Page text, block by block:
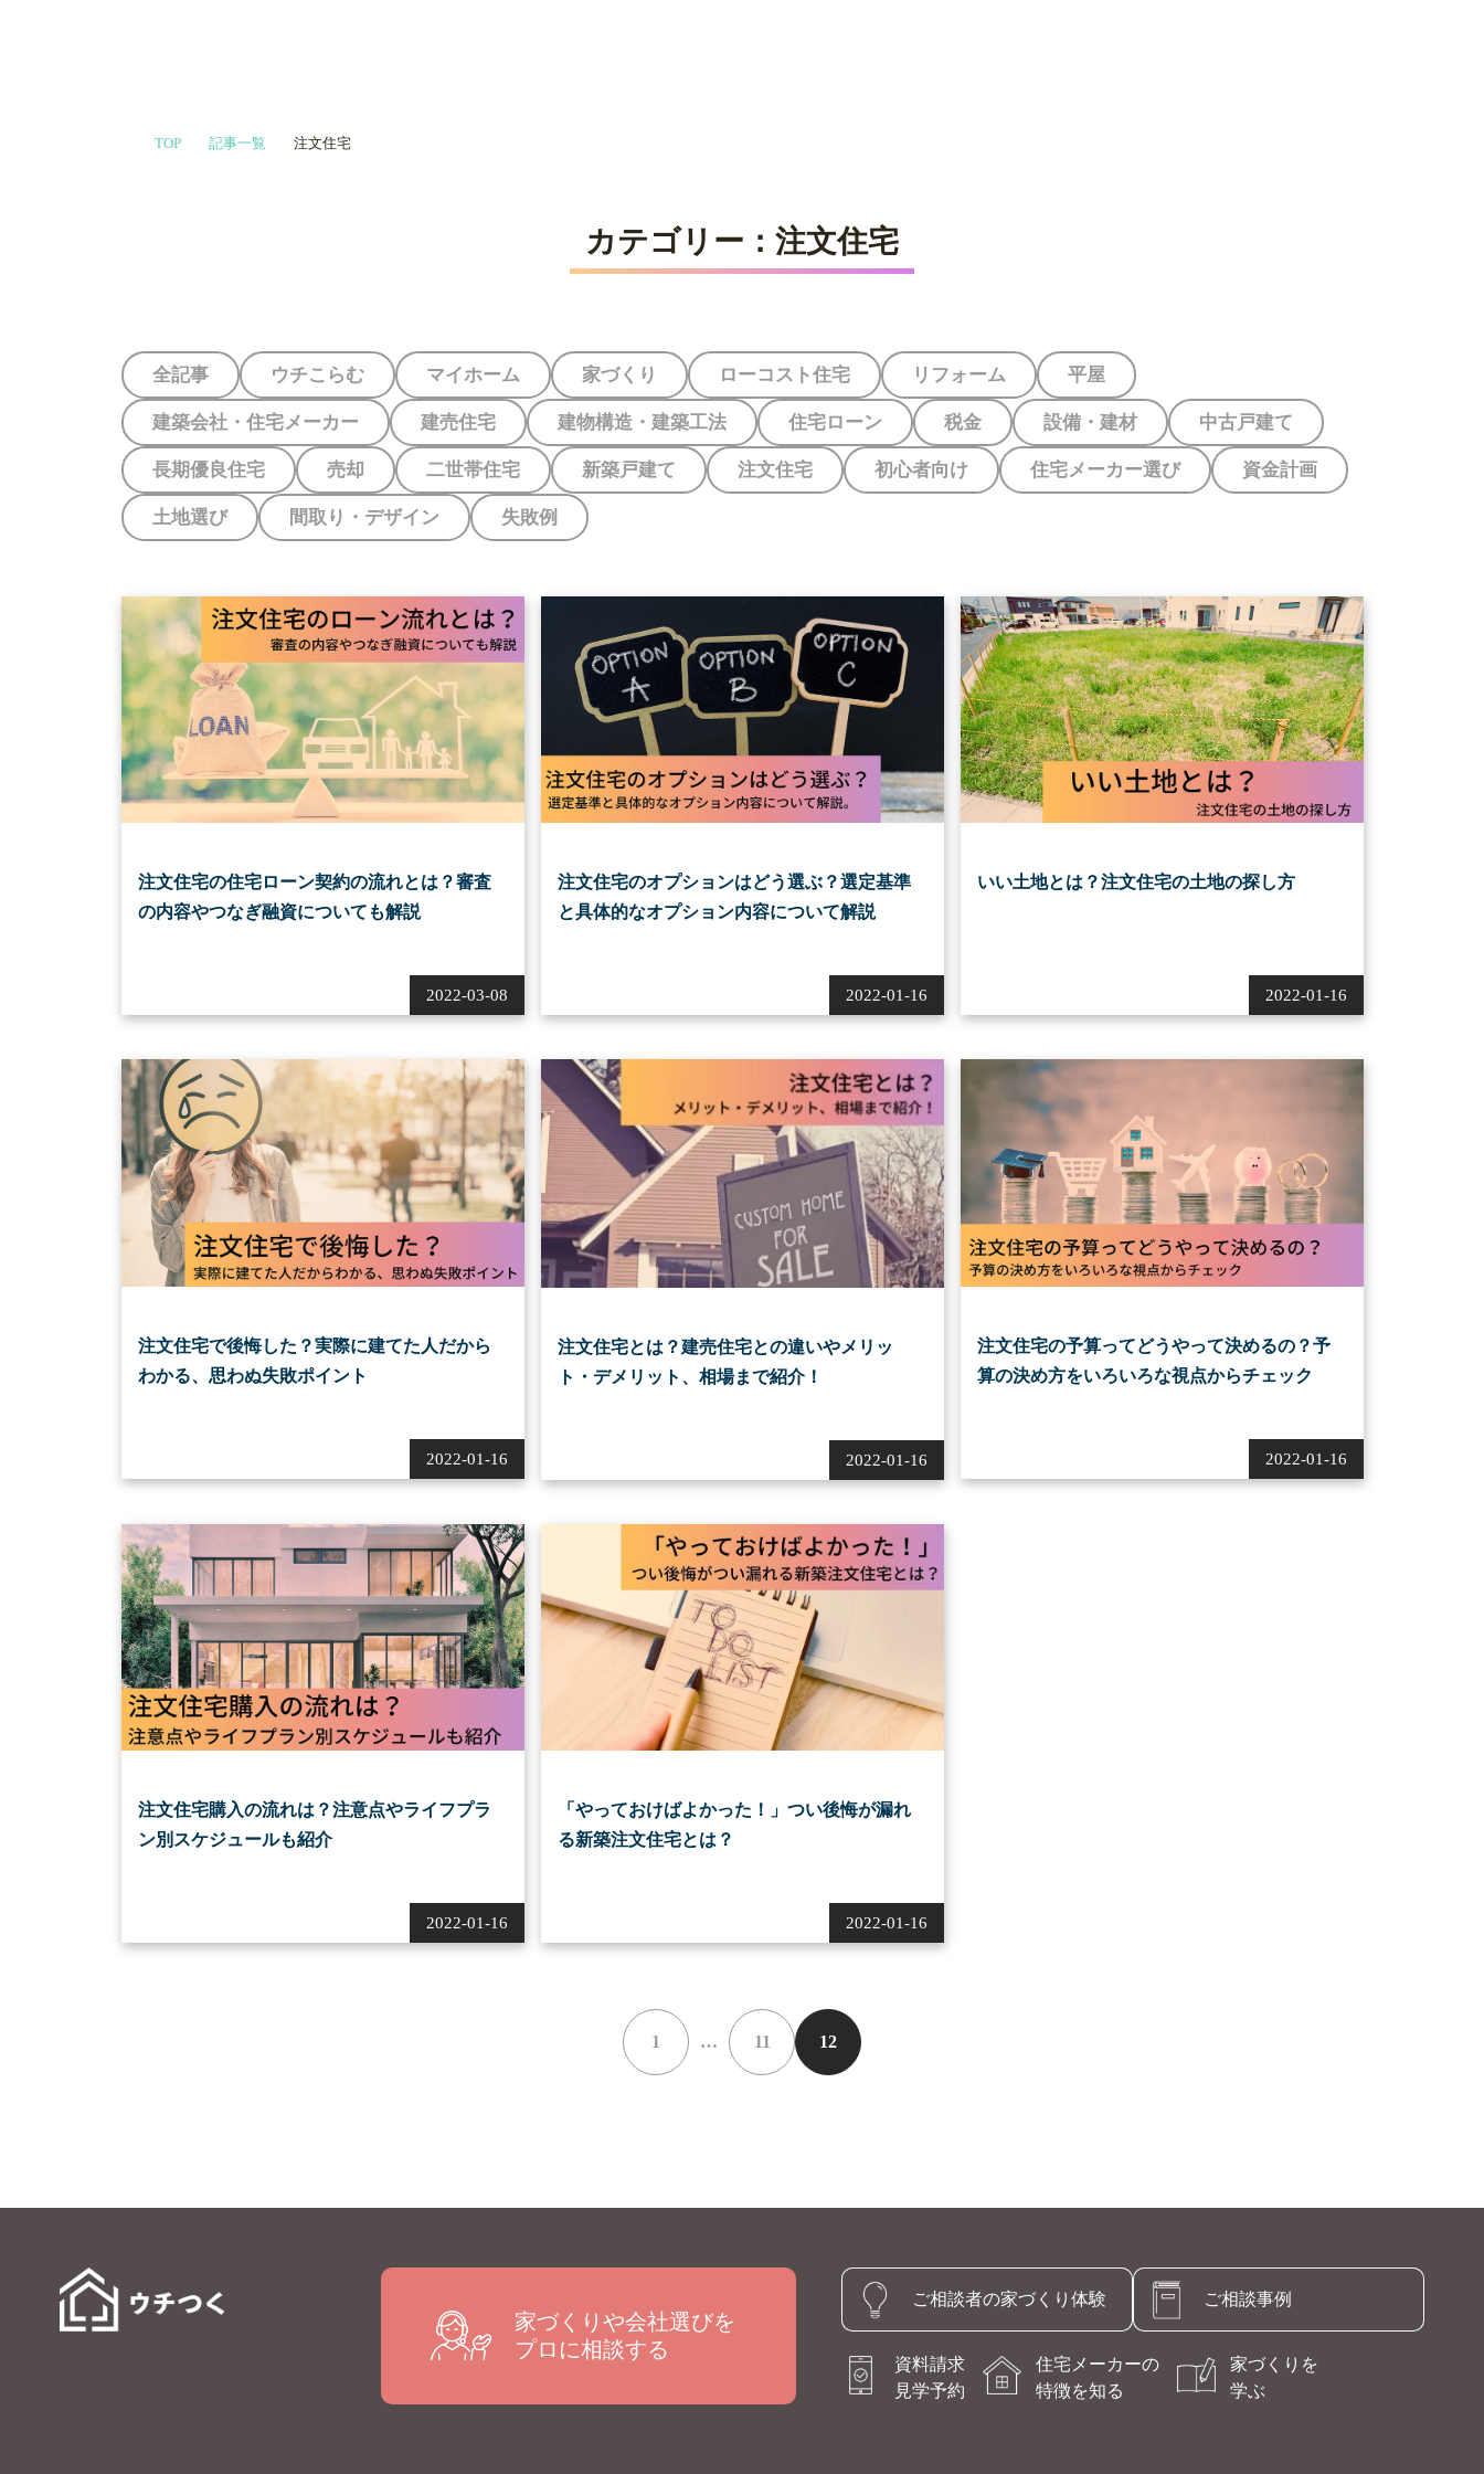
TOP 記事一覧 注文住宅
カテゴリー： 注文住宅
全記事 ウチこらむ マイホーム 家づくり ローコスト住宅 リフォーム 平屋
建築会社・住宅メーカー 建売住宅 建物構造・建築工法 住宅ローン 税金 設備・建材 中古戸建て
長期優良住宅 売却 二世帯住宅 新築戸建て 注文住宅 初心者向け 住宅メーカー選び 資金計画
土地選び 間取り・デザイン 失敗例
2022-03-08
注文住宅の住宅ローン契約の流れとは？審査
の内容やつなぎ融資についても解説
2022-01-16
注文住宅のオプションはどう選ぶ？選定基準
と具体的なオプション内容について解説
2022-01-16
いい土地とは？注文住宅の土地の探し方
2022-01-16
注文住宅で後悔した？実際に建てた人だから
わかる、思わぬ失敗ポイント
2022-01-16
注文住宅とは？建売住宅との違いやメリッ
ト・デメリット、相場まで紹介！
2022-01-16
注文住宅の予算ってどうやって決めるの？予
算の決め方をいろいろな視点からチェック
2022-01-16
注文住宅購入の流れは？注意点やライフプラ
ン別スケジュールも紹介
2022-01-16
「やっておけばよかった！」つい後悔が漏れ
る新築注文住宅とは？
1 … 11 12
家づくりや会社選びを
プロに相談する
ご相談者の家づくり体験 ご相談事例
資料請求
見学予約
住宅メーカーの
特徴を知る
家づくりを
学ぶ